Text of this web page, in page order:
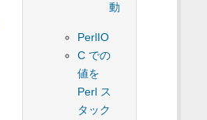
動
PerlIO
C での
値を
Perl ス
タック